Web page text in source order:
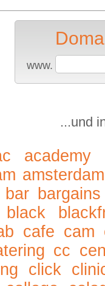
www.
...und
academy
amsterdam
bar bargains
black
cafe cam
cc
click